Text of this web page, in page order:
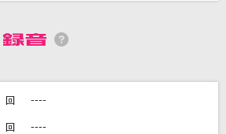
回 ----
回 ----